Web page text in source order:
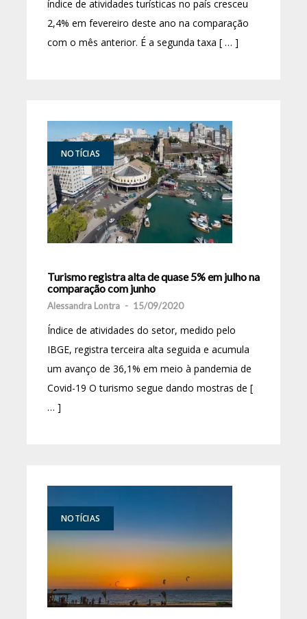
índice de atividades turísticas no país cresceu
2,4% em fevereiro deste ano na comparação
com o mês anterior. É a segunda taxa [ … ]
NOTÍCIAS
Turismo registra alta de quase 5% em julho na
comparação com junho
Alessandra Lontra - 15/09/2020
Índice de atividades do setor, medido pelo
IBGE, registra terceira alta seguida e acumula
um avanço de 36,1% em meio à pandemia de
Covid-19 O turismo segue dando mostras de [
… ]
NOTÍCIAS